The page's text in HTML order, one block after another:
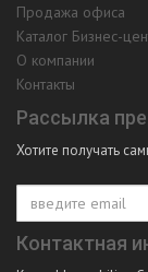
Продажа офиса
Каталог Бизнес-
О компании
Контакты
Рассылка
Хотите получать
Контактная